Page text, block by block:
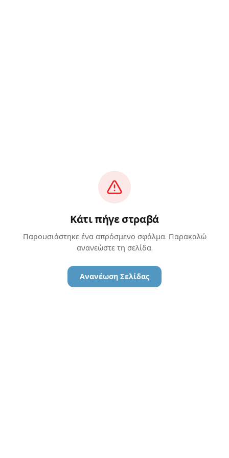
Κάτι πήγε στραβά
Παρουσιάστηκε ένα απρόσμενο σφάλμα. Παρακαλώ
ανανεώστε τη σελίδα.
Ανανέωση Σελίδας